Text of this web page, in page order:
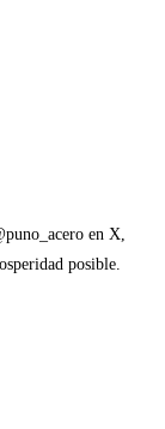
en X,
posible.